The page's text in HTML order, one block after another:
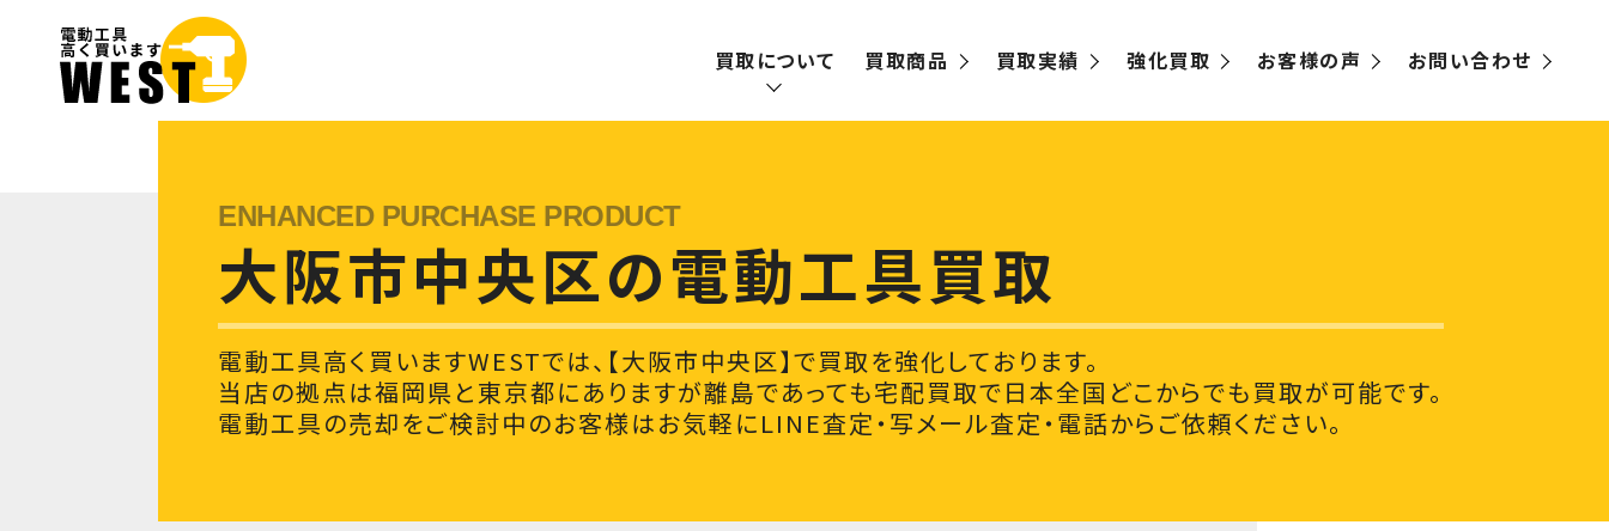
買取について
出張買取
買取商品 買取実績 強化買取 お客様の声 お問い合わせ
大阪市中央区の電動工具買取
電動工具高く買いますWESTでは、【大阪市中央区】で買取を強化しております。
当店の拠点は福岡県と東京都にありますが離島であっても宅配買取で日本全国どこからでも買取が可能です。
電動工具の売却をご検討中のお客様はお気軽にLINE査定・写メール査定・電話からご依頼ください。